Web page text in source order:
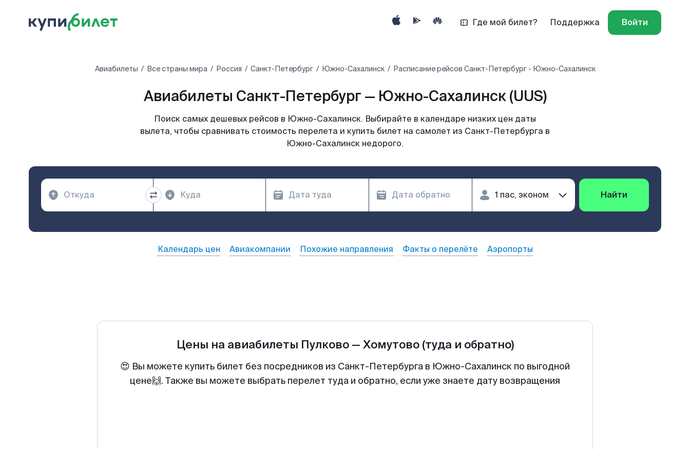
Где мой билет? Поддержка Войти
Авиабилеты Все страны мира Россия Санкт-Петербург Южно-Сахалинск Расписание рейсов Санкт-Петербург - Южно-Сахалинск
Авиабилеты Санкт-Петербург — Южно-Сахалинск (UUS)
Поиск самых дешевых рейсов в Южно-Сахалинск. Выбирайте в календаре низких цен даты
вылета, чтобы сравнивать стоимость перелета и купить билет на самолет из Санкт-Петербурга в
Южно-Сахалинск недорого.
Найти
Календарь цен Авиакомпании Похожие направления Факты о перелёте Аэропорты
Цены на авиабилеты Пулково— Хомутово (туда и обратно)
😍 Вы можете купить билет без посредников из Санкт-Петербурга в Южно-Сахалинск по выгодной
цене🙌. Также вы можете выбрать перелет туда и обратно, если уже знаете дату возвращения